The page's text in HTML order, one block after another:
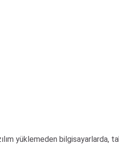
yüklemeden bilgisayarlarda,